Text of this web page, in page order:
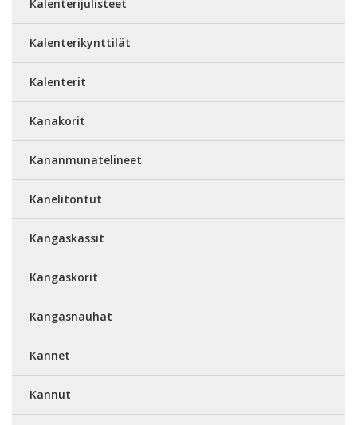
Kalenterijulisteet
Kalenterikynttilät
Kalenterit
Kanakorit
Kananmunatelineet
Kanelitontut
Kangaskassit
Kangaskorit
Kangasnauhat
Kannet
Kannut